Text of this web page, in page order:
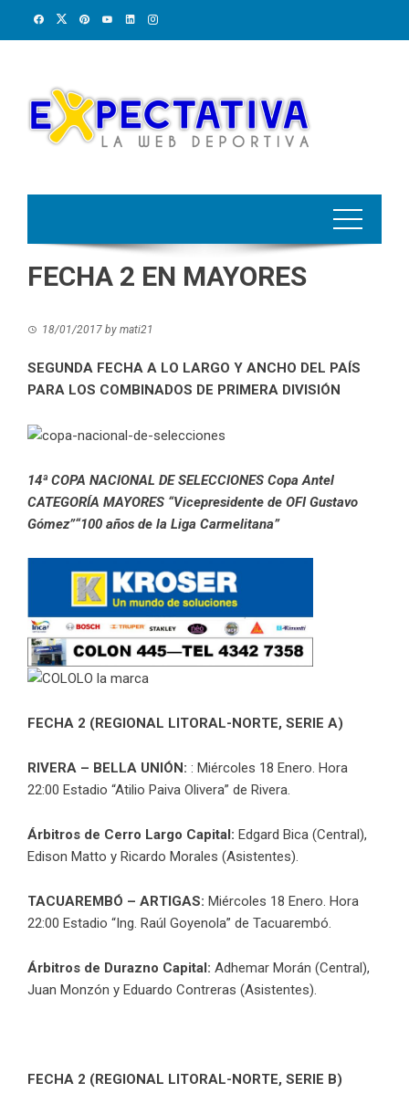
FECHA 2 EN MAYORES
18/01/2017 by mati21
SEGUNDA FECHA A LO LARGO Y ANCHO DEL PAÍS
PARA LOS COMBINADOS DE PRIMERA DIVISIÓN
14ª COPA NACIONAL DE SELECCIONES Copa Antel
CATEGORÍA MAYORES “Vicepresidente de OFI Gustavo
Gómez”“100 años de la Liga Carmelitana”
FECHA 2 (REGIONAL LITORAL-NORTE, SERIE A)
RIVERA – BELLA UNIÓN: : Miércoles 18 Enero. Hora
22:00 Estadio “Atilio Paiva Olivera” de Rivera.
Árbitros de Cerro Largo Capital: Edgard Bica (Central),
Edison Matto y Ricardo Morales (Asistentes).
TACUAREMBÓ – ARTIGAS: Miércoles 18 Enero. Hora
22:00 Estadio “Ing. Raúl Goyenola” de Tacuarembó.
Árbitros de Durazno Capital: Adhemar Morán (Central),
Juan Monzón y Eduardo Contreras (Asistentes).
FECHA 2 (REGIONAL LITORAL-NORTE, SERIE B)